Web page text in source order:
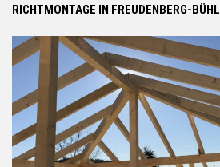
RICHTMONTAGE IN FREUDENBERG-BÜHL